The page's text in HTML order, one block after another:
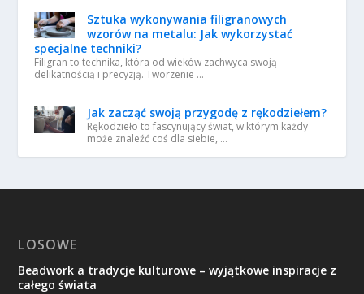
Sztuka wykonywania filigranowych
wzorów na metalu: Jak wykorzystać
specjalne techniki?
Filigran to technika, która od wieków zachwyca swoją
delikatnością i precyzją. Tworzenie …
Jak zacząć swoją przygodę z rękodziełem?
Rękodzieło to fascynujący świat, w którym każdy
może znaleźć coś dla siebie, …
LOSOWE
Beadwork a tradycje kulturowe – wyjątkowe inspiracje z
całego świata